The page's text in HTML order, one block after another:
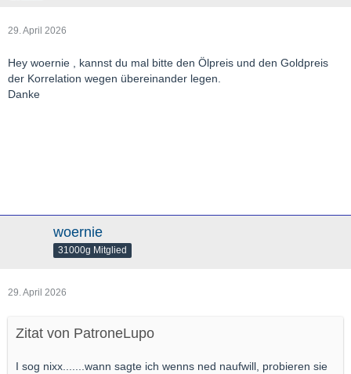
29. April 2026
Hey woernie , kannst du mal bitte den Ölpreis und den Goldpreis
der Korrelation wegen übereinander legen.
Danke
woernie
31000g Mitglied
29. April 2026
Zitat von PatroneLupo
I sog nixx.......wann sagte ich wenns ned naufwill, probieren sie